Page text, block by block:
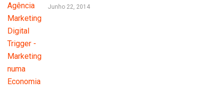
Junho 22, 2014